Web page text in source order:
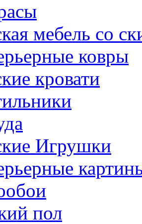
мебель со
ковры
кровати
Игрушки
пол